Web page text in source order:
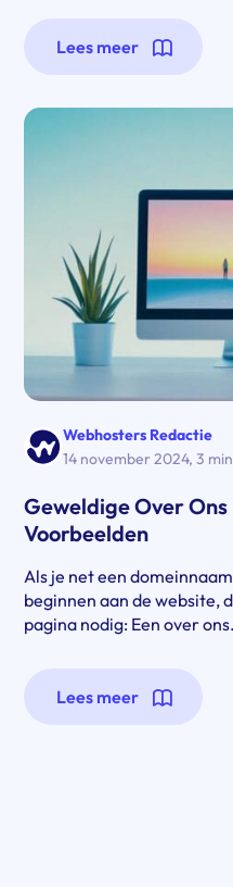
Lees meer
Webhosters Redactie
14 november 2024,3
Geweldige Over Ons
Voorbeelden
Als je net een
beginnen aan de website,
pagina nodig: Een over
Lees meer